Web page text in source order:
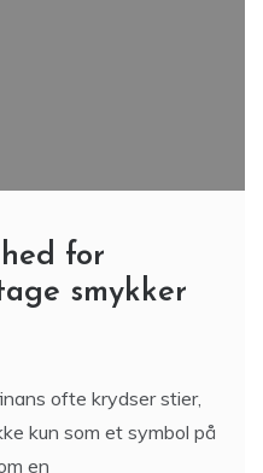
for
smykker
ofte krydser stier,
kun som et symbol på
en